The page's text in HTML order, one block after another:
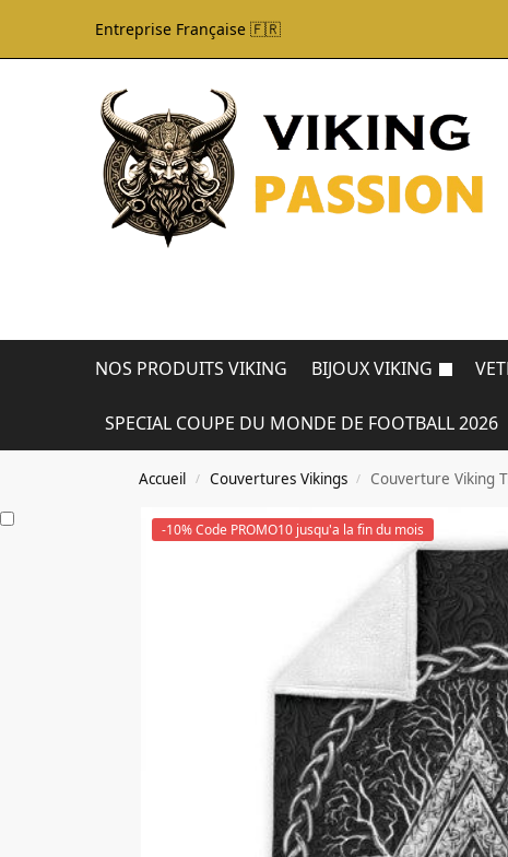
Entreprise Française 🇫🇷
NOS PRODUITS VIKING BIJOUX VIKING
SPECIAL COUPE DU MONDE DE FOOTBALL 2026
Accueil / Couvertures Vikings / Couverture Viking
-10% Code PROMO10 jusqu'a la fin du mois